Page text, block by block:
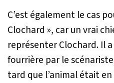
C’est également le cas
Clochard », car un vrai
représenter Clochard. Il
fourrière par le
tard que l’animal était